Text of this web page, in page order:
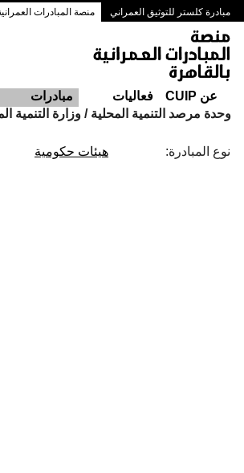
مبادرة كلستر للتوثيق العمراني منصة المبادرات
ممرات وسط البلد بالقاهرة
عن CUIP فعاليات مبادرات
وحدة مرصد التنمية المحلية / وزارة التنمية
نوع المبادرة: هيئات حكومية